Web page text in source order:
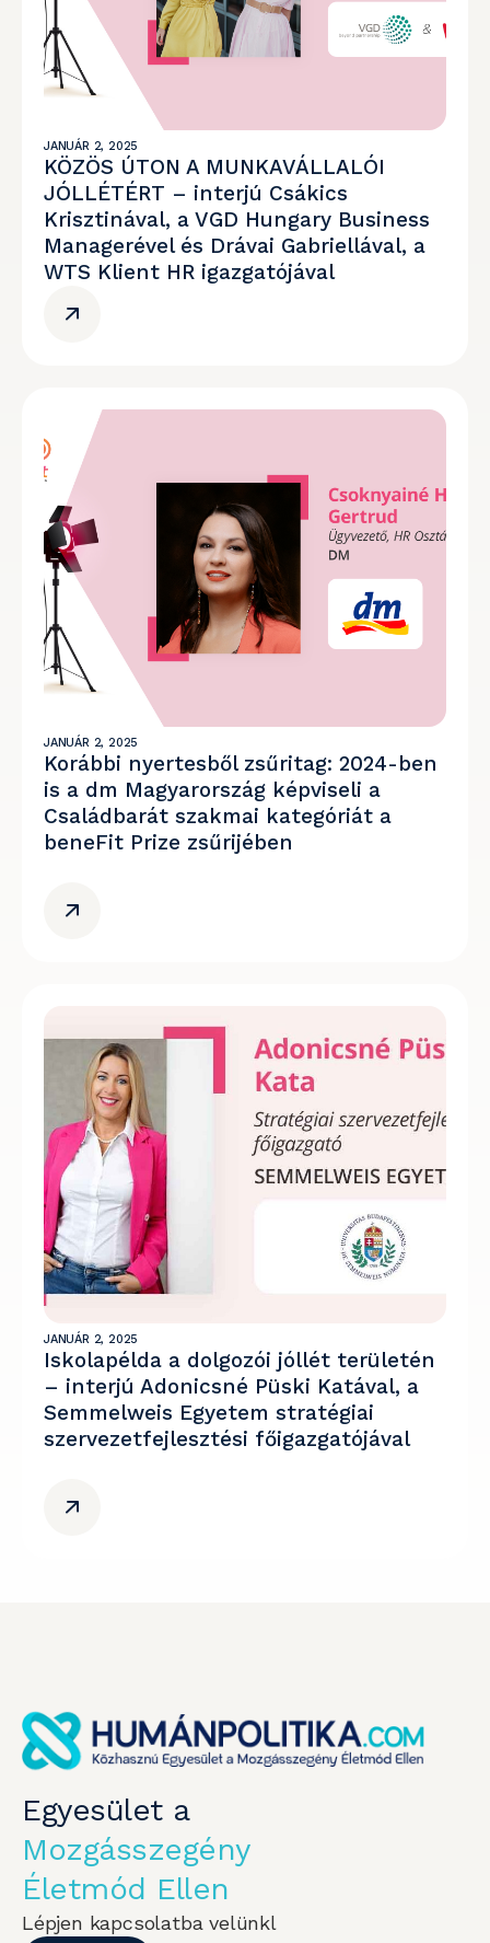
JANUÁR 2, 2025
KÖZÖS ÚTON A MUNKAVÁLLALÓI
JÓLLÉTÉRT – interjú Csákics
Krisztinával, a VGD Hungary Business
Managerével és Drávai Gabriellával, a
WTS Klient HR igazgatójával
JANUÁR 2, 2025
Korábbi nyertesből zsűritag: 2024-ben
is a dm Magyarország képviseli a
Családbarát szakmai kategóriát a
beneFit Prize zsűrijében
JANUÁR 2, 2025
Iskolapélda a dolgozói jóllét területén
– interjú Adonicsné Püski Katával, a
Semmelweis Egyetem stratégiai
szervezetfejlesztési főigazgatójával
Egyesület a
Mozgásszegény
Életmód Ellen
Lépjen kapcsolatba velünkl